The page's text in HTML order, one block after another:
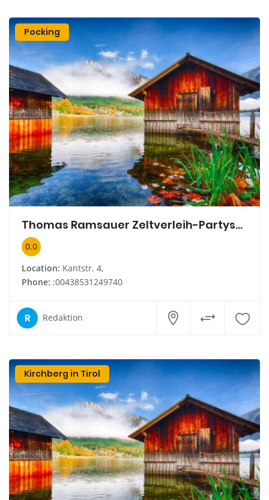
Pocking
Thomas Ramsauer Zeltverleih-Partyservice
0.0
Location: Kantstr. 4,
Phone: :00438531249740
R Redaktion
Kirchberg in Tirol